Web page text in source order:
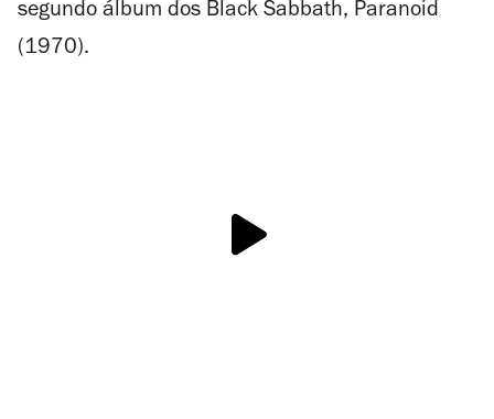
segundo álbum dos Black Sabbath, Paranoid
(1970).